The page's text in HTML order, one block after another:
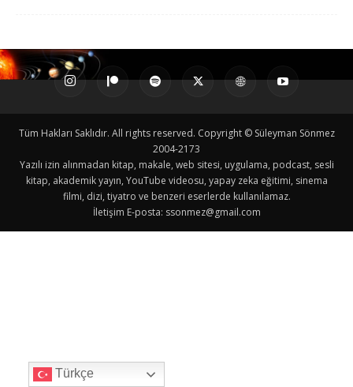
Tüm Hakları Saklıdır. All rights reserved. Copyright © Süleyman Sönmez
2004-2173
Yazılı izin alınmadan kitap, makale, web sitesi, uygulama, podcast, sesli
kitap, akademik yayın, YouTube videosu, yapay zeka eğitimi, sinema
filmi, dizi, tiyatro ve benzeri eserlerde kullanılamaz.
İletişim E-posta: ssonmez@gmail.com
Türkçe